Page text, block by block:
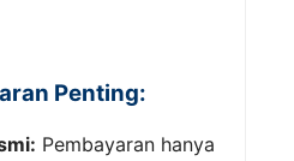
Penting:
Pembayaran hanya